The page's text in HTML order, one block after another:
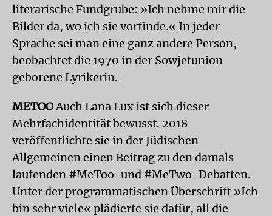
literarische Fundgrube: »Ich nehme mir die
Bilder da, wo ich sie vorfinde.« In jeder
Sprache sei man eine ganz andere Person,
beobachtet die 1970 in der Sowjetunion
geborene Lyrikerin.
METOOAuch Lana Lux ist sich dieser
Mehrfachidentität bewusst. 2018
veröffentlichte sie in der Jüdischen
Allgemeinen einen Beitrag zu den damals
laufenden #MeToo-und #MeTwo-Debatten.
Unter der programmatischen Überschrift »Ich
bin sehr viele« plädierte sie dafür, all die